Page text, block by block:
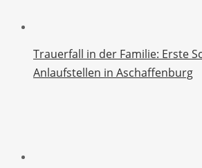
Trauerfall in der Familie: Erste
Anlaufstellen in Aschaffenburg